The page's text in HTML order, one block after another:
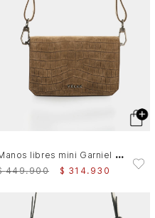
M
anos libres mini Garniel 3.0 para hombre
449.900 $ 314. 930